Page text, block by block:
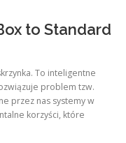
to Standard
To inteligentne
problem tzw.
przez nas systemy w
korzyści, które